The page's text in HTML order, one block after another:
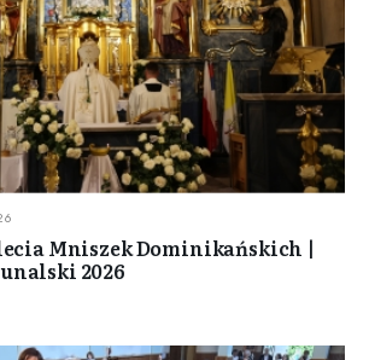
Mniszek Dominikańskich |
2026